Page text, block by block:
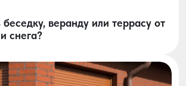
веранду или террасу от
снега?